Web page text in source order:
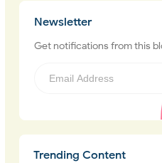
Newsletter
Get notifications from this
Trending Content